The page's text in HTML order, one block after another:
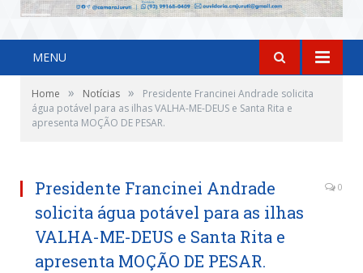
MENU
Home » Notícias »
Presidente Francinei Andrade solicita
água potável para as ilhas VALHA-ME-DEUS e Santa Rita e
apresenta MOÇÃO DE PESAR.
Presidente Francinei Andrade
solicita água potável para as ilhas
VALHA-ME-DEUS e Santa Rita e
apresenta MOÇÃO DE PESAR.
0